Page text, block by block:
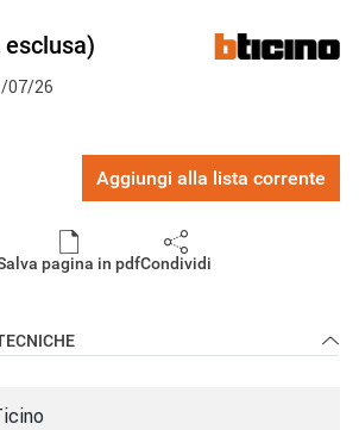
esclusa)
07/26
Aggiungi alla lista corrente
pagina in pdfCondividi